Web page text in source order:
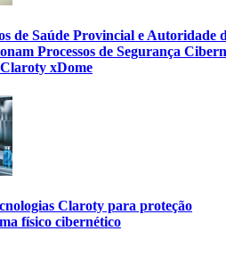
de Saúde Provincial e Autoridade
Processos de Segurança
xDome
Claroty para proteção
físico cibernético